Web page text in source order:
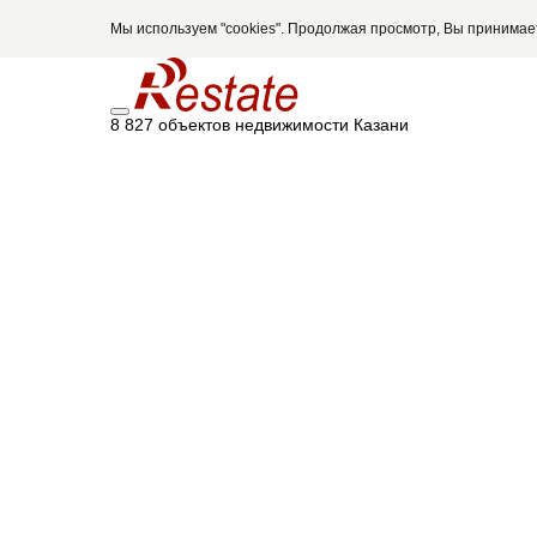
Мы используем "cookies". Продолжая просмотр, Вы
8 827 объектов недвижимости Казани